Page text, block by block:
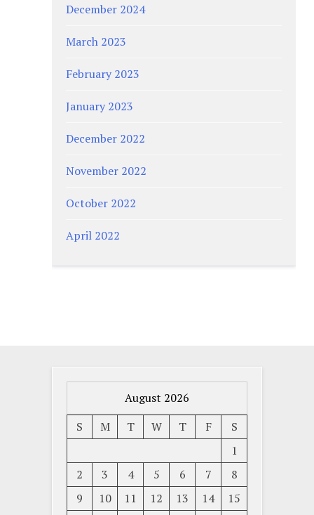
December 2024
March 2023
February 2023
January 2023
December 2022
November 2022
October 2022
April 2022
August 2026
S
M T W T F
S
1
2
3 4 5 6 7
8
9
10 11 12 13 14
15